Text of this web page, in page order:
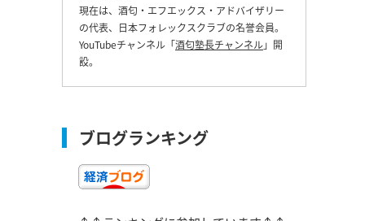
現在は、酒匂・エフエックス・アドバイザリー
の代表、日本フォレックスクラブの名誉会員。
YouTubeチャンネル「酒匂塾長チャンネル」開
設。
ブログランキング